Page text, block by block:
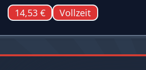
14,53 € Vollzeit